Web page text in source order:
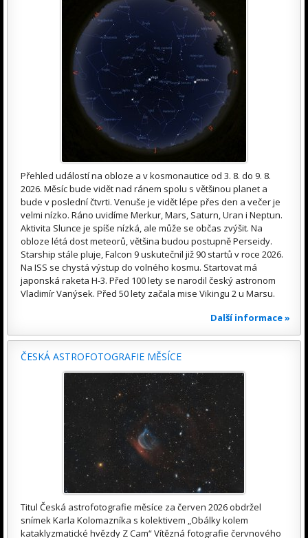
Přehled událostí na obloze a v kosmonautice od 3. 8. do 9. 8.
2026. Měsíc bude vidět nad ránem spolu s většinou planet a
bude v poslední čtvrti. Venuše je vidět lépe přes den a večer je
velmi nízko. Ráno uvidíme Merkur, Mars, Saturn, Uran i Neptun.
Aktivita Slunce je spíše nízká, ale může se občas zvýšit. Na
obloze létá dost meteorů, většina budou postupně Perseidy.
Starship stále pluje, Falcon 9 uskutečnil již 90 startů v roce 2026.
Na ISS se chystá výstup do volného kosmu. Startovat má
japonská raketa H-3. Před 100 lety se narodil český astronom
Vladimír Vanýsek. Před 50 lety začala mise Vikingu 2 u Marsu.
Další informace »
ČESKÁ ASTROFOTOGRAFIE MĚSÍCE
Titul Česká astrofotografie měsíce za červen 2026 obdržel
snímek Karla Kolomazníka s kolektivem „Obálky kolem
kataklyzmatické hvězdy Z Cam“ Vítězná fotografie červnového